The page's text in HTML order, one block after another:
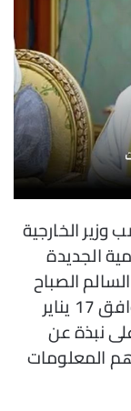
وزير الخارجية
الجديدة
السالم الصباح
التي تم الإعلان عنه اليوم الأربعاء الموافق 17 يناير
نبذة عن
المعلومات